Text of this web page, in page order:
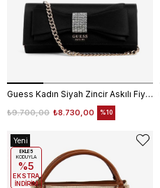
Guess Kadın Siyah Zincir Askılı Fiyonk Detaylı Çapraz Çanta HWSS9650710
₺8.730,00
₺9.700,00 %10
Yeni
Ürün
EKLE5
KODUYLA
%5
EKSTRA
İNDİRİM